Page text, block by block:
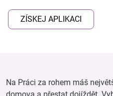
ZÍSKEJ APLIKACI
Na Práci za rohem máš
domova a přestat dojíždět.